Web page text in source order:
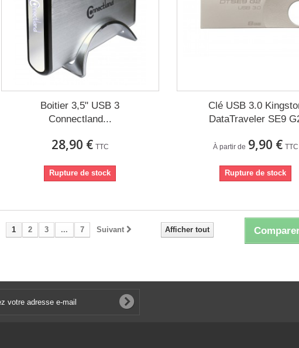
Boitier 3,5" USB 3
Connectland...
28,90 € TTC
Rupture de stock
Clé USB 3.0
DataTraveler SE9
À partir de 9,90 € TTC
Rupture de stock
Afficher tout
1 2 3 ... 7 Suivant